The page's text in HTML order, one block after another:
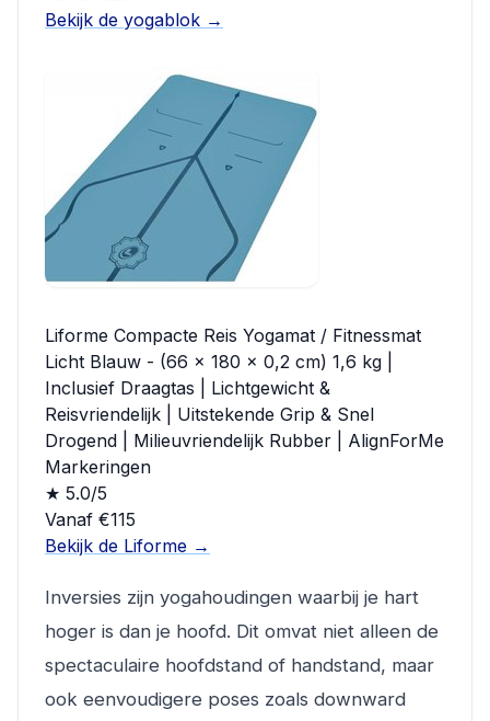
Bekijk de yogablok →
Liforme Compacte Reis Yogamat / Fitnessmat
Licht Blauw - (66 x 180 x 0,2 cm) 1,6 kg |
Inclusief Draagtas | Lichtgewicht &
Reisvriendelijk | Uitstekende Grip & Snel
Drogend | Milieuvriendelijk Rubber | AlignForMe
Markeringen
★ 5.0/5
Vanaf €115
Bekijk de Liforme →
Inversies zijn yogahoudingen waarbij je hart
hoger is dan je hoofd. Dit omvat niet alleen de
spectaculaire hoofdstand of handstand, maar
ook eenvoudigere poses zoals downward